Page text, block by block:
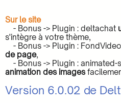
Sur le site
- Bonus -> Plugin : deltachat
s'intègre à votre thème,
- Bonus -> Plugin :
de page,
- Bonus -> Plugin : animated-
animation des images
Version 6.0.02 de